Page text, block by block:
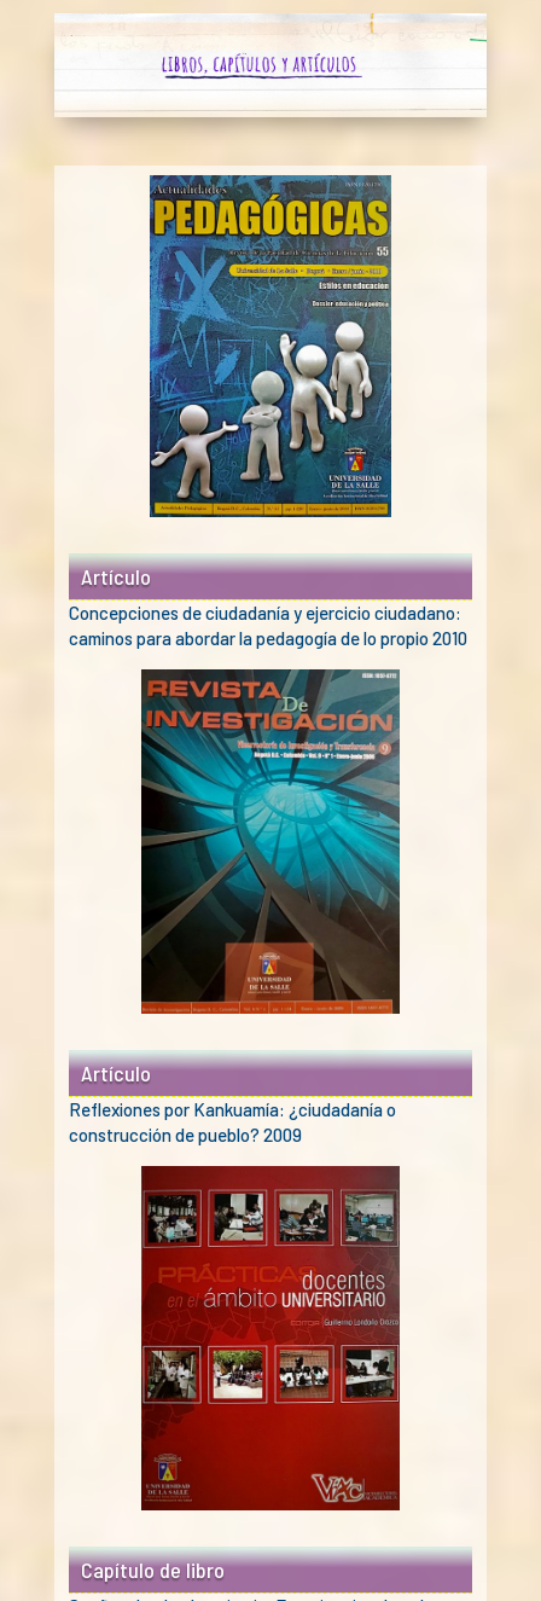
Artículo
Concepciones de ciudadanía y ejercicio ciudadano:
caminos para abordar la pedagogía de lo propio 2010
Artículo
Reflexiones por Kankuamía: ¿ciudadanía o
construcción de pueblo? 2009
Capítulo de libro